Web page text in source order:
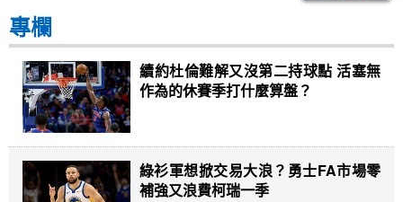
專欄
續約杜倫難解又沒第二持球點 活塞無
作為的休賽季打什麼算盤？
綠衫軍想掀交易大浪？勇士FA市場零
補強又浪費柯瑞一季